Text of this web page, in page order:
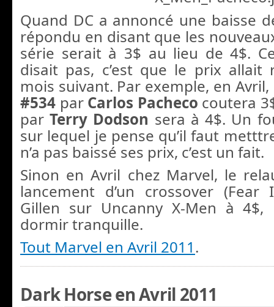
Quand DC a annoncé une baisse
répondu en disant que les
série serait à 3$ au lieu de 4$.
disait pas, c’est que le prix allait
mois suivant. Par exemple, en Avril,
#534 parCarlos Pacheco coutera
parTerry Dodson sera à 4$. Un
sur lequel je pense qu’il faut
n’a pas baissé ses prix, c’est un fait.
Sinon en Avril chez Marvel, le
lancement d’un crossover
Gillen sur Uncanny X-Men à
dormir tranquille.
Tout Marvel en Avril 2011.
Dark Horse en Avril 2011